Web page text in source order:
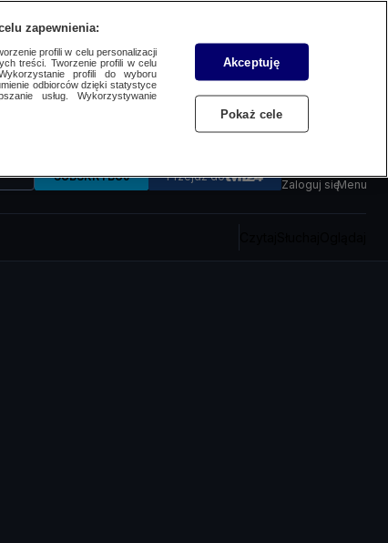
SUBSKRYBUJ Przejdź do
Zaloguj sięMenu
zapewnienia:
profili w celu personalizacji
treści. Tworzenie profili w celu
profili do wyboru
odbiorców dzięki statystyce
usług. Wykorzystywanie
Akceptuję
Pokaż cele